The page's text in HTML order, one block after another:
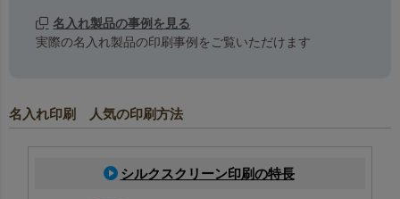
名入れ製品の事例を見る
実際の名入れ製品の印刷事例をご覧いただけます
名入れ印刷 人気の印刷方法
シルクスクリーン印刷の特長